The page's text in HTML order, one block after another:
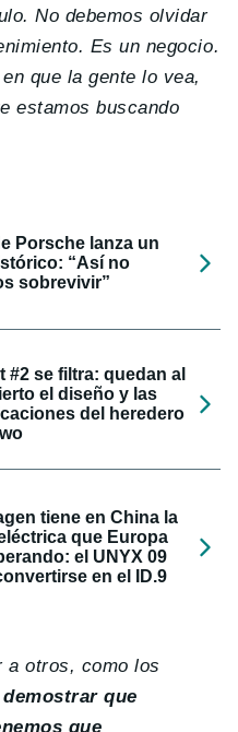
No debemos olvidar
Es un negocio.
que la gente lo vea,
estamos buscando
Porsche lanza un
“Así no
sobrevivir”
#2 se filtra: quedan al
el diseño y las
del heredero
tiene en China la
que Europa
el UNYX 09
en el ID.9
a otros, como los
que
que